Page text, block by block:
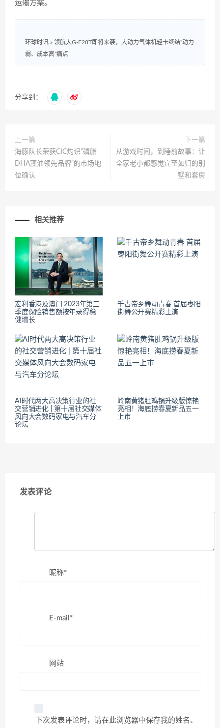
运输方案。
环球时讯 » 领航大G-F28T即将来袭，大动力气体机轻卡终结“动力
弱、成本高”痛点
分享到：
上一篇
海豚队长荣获CIC灼识“磷脂
DHA藻油领先品牌”的市场地
位确认
下一篇
从游戏时间，到睡前故事：让
全家老小都感觉宾至如归的别
墅和套房
相关推荐
宏利香港及澳门 2023年第三
季度保险销售额按年录得稳
健增长
千古帝乡舞动青春 首届枣阳
街舞公开赛精彩上演
AI时代两大高决策行业的社
交营销进化 | 第十届社交媒体
风向大会数码家电与汽车分
论坛
岭南黄猪肚鸡锅升级版惊艳
亮相！海底捞春夏新品五一
上市
发表评论
昵称*
E-mail*
网站
下次发表评论时，请在此浏览器中保存我的姓名、